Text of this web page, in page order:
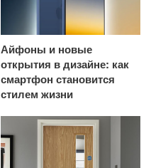
Айфоны и новые
открытия в дизайне: как
смартфон становится
стилем жизни